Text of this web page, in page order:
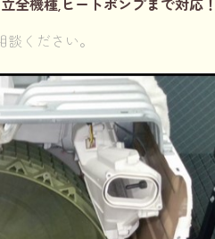
全機種,ヒートポンプまで対応
談ください。